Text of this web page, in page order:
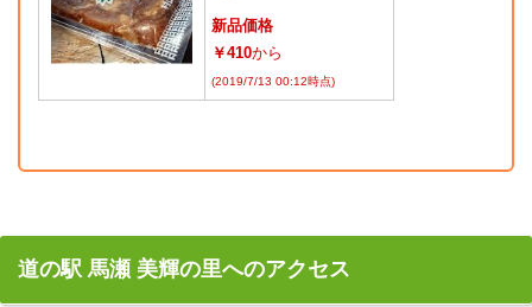
新品価格
￥410から
(2019/7/13 00:12時点)
道の駅 馬瀬 美輝の里へのアクセス